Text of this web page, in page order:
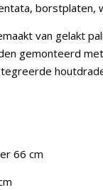
borstplaten,
van gelakt
gemonteerd
66 cm